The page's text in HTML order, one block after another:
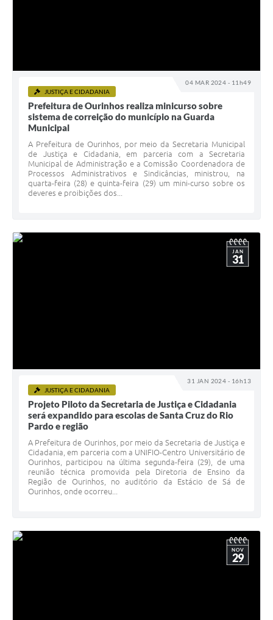
04 MAR 2024 - 11h49
JUSTIÇA E CIDADANIA
Prefeitura de Ourinhos realiza minicurso sobre
sistema de correição do município na Guarda
Municipal
A Prefeitura de Ourinhos, por meio da Secretaria Municipal
de Justiça e Cidadania, em parceria com a Secretaria
Municipal de Administração e a Comissão Coordenadora de
Processos Administrativos e Sindicâncias, ministrou, na
quarta-feira (28) e quinta-feira (29) um mini-curso sobre os
deveres e proibições dos...
31 JAN 2024 - 16h13
JAN
31
JUSTIÇA E CIDADANIA
Projeto Piloto da Secretaria de Justiça e Cidadania
será expandido para escolas de Santa Cruz do Rio
Pardo e região
A Prefeitura de Ourinhos, por meio da Secretaria de Justiça e
Cidadania, em parceria com a UNIFIO-Centro Universitário de
Ourinhos, participou na última segunda-feira (29), de uma
reunião técnica promovida pela Diretoria de Ensino da
Região de Ourinhos, no auditório da Estácio de Sá de
Ourinhos, onde ocorreu...
NOV
29